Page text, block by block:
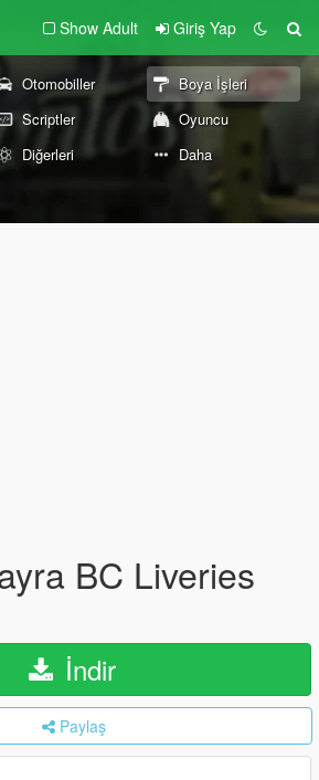
Show Adult Giriş Yap
Otomobiller
Boya İşleri
Scriptler
Oyuncu
Diğerleri Daha
BC Liveries
İndir
Paylaş